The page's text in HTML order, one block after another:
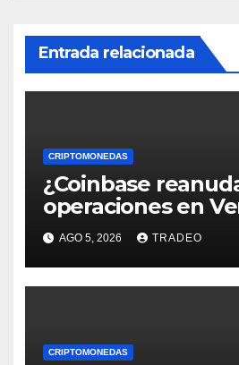
Entrada relacionada
CRIPTOMONEDAS
¿Coinbase
operaciones en
Post críptico
debate
AGO 5, 2026 TRADEO
CRIPTOMONEDAS